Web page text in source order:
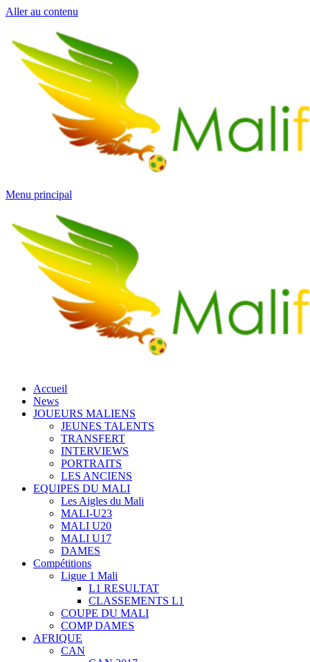
Aller au contenu
Menu principal
Accueil
News
JOUEURS MALIENS
JEUNES TALENTS
TRANSFERT
INTERVIEWS
PORTRAITS
LES ANCIENS
EQUIPES DU MALI
Les Aigles du Mali
MALI-U23
MALI U20
MALI U17
DAMES
Compétitions
Ligue 1 Mali
L1 RESULTAT
CLASSEMENTS L1
COUPE DU MALI
COMP DAMES
AFRIQUE
CAN